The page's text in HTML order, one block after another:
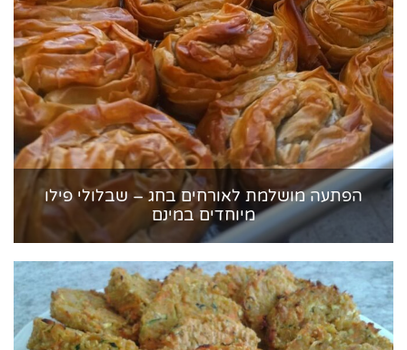
הפתעה מושלמת לאורחים בחג – שבלולי פילו
מיוחדים במינם